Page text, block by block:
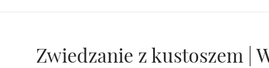
Zwiedzanie z kustoszem |